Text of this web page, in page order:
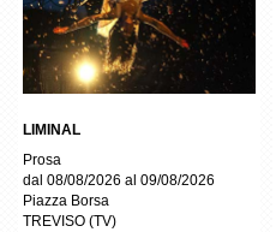
LIMINAL
Prosa
dal 08/08/2026 al 09/08/2026
Piazza Borsa
TREVISO (TV)